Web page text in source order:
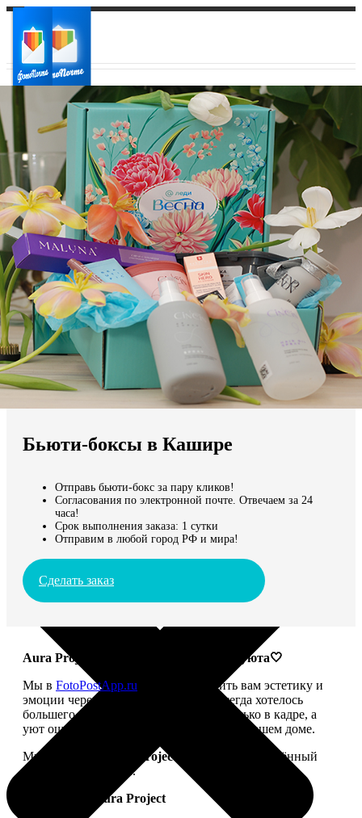
Ваш город:
Ваш регион доставки
Выберите из списка:
Мы доставляем по всему миру
Бьюти-боксы в Кашире
Отправь бьюти-бокс за пару кликов!
Согласования по электронной почте. Отвечаем за 24
часа!
Срок выполнения заказа: 1 сутки
Отправим в любой город РФ и мира!
Сделать заказ
Aura Project: твой ритуал красоты и уюта🤍
Мы в FotoPostApp.ru привыкли дарить вам эстетику и
эмоции через фотографии. Но нам всегда хотелось
большего — чтобы красота жила не только в кадре, а
уют ощущался не только в ленте, но и в вашем доме.
Мы запускаем
Aura Project
— проект, посвящённый
осознанной красоте.
Философия Aura Project